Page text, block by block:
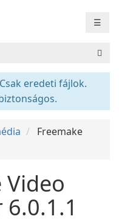
☰
eredeti fájlok.
Freemake
Video